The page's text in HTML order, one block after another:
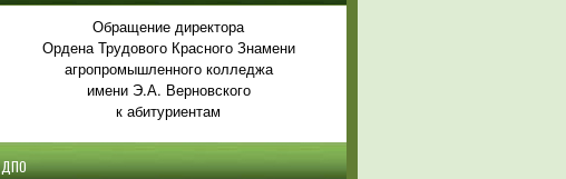
Обращение директора
Ордена Трудового Красного Знамени
агропромышленного колледжа
имени Э.А. Верновского
к абитуриентам
ДПО